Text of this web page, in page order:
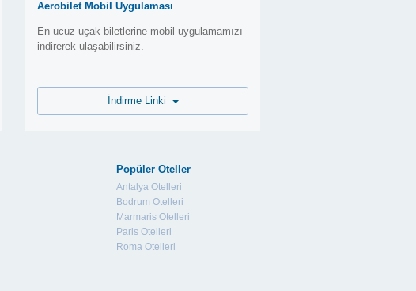
Aerobilet Mobil Uygulaması
En ucuz uçak biletlerine mobil uygulamamızı
indirerek ulaşabilirsiniz.
Popüler Oteller
Antalya Otelleri
Bodrum Otelleri
Marmaris Otelleri
Paris Otelleri
Roma Otelleri